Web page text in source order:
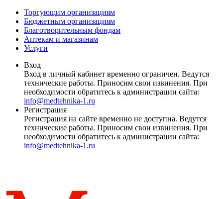
Торгующим организациям
Бюджетным организациям
Благотворительным фондам
Аптекам и магазинам
Услуги
Вход
Вход в личный кабинет временно ограничен. Ведутся
технические работы. Приносим свои извинения. При
необходимости обратитесь к администрации сайта:
info@medtehnika-1.ru
Регистрация
Регистрация на сайте временно не доступна. Ведутся
технические работы. Приносим свои извинения. При
необходимости обратитесь к администрации сайта:
info@medtehnika-1.ru